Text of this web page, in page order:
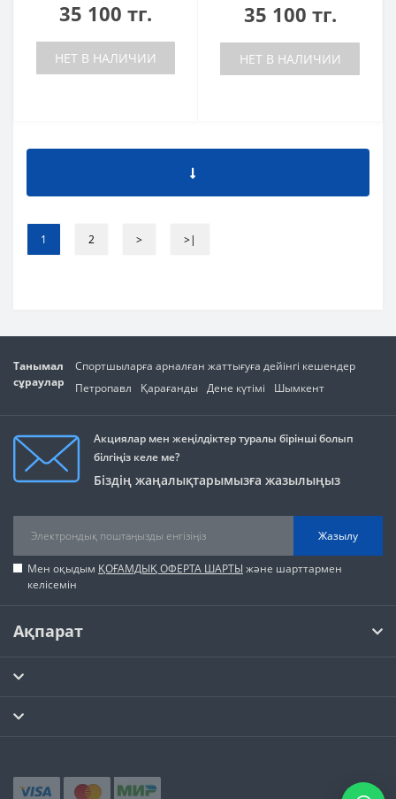
35 100 тг.
НЕТ В НАЛИЧИИ
35 100 тг.
НЕТ В НАЛИЧИИ
1 2 > >|
Танымал
сұраулар
Спортшыларға арналған жаттығуға дейінгі кешендер
Петропавл
Қарағанды Дене күтімі Шымкент
Акциялар мен жеңілдіктер туралы бірінші болып
білгіңіз келе ме?
Біздің жаңалықтарымызға жазылыңыз
Жазылу
Мен оқыдым ҚОҒАМДЫҚ ОФЕРТА ШАРТЫ және шарттармен
келісемін
Ақпарат